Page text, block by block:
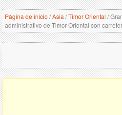
Página de inicio /Asia /Timor Oriental /
administrativo de Timor Oriental con